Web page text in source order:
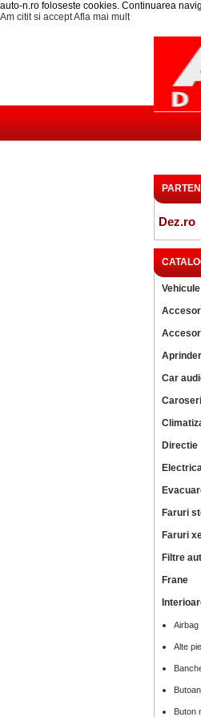
auto-n.ro foloseste cookies. Continuarea
Am citit si acceptAfla mai mult
Dez.ro
Car
Directie
Faruri
Faruri
Filtre
Frane
Airbag
Alte
Buton